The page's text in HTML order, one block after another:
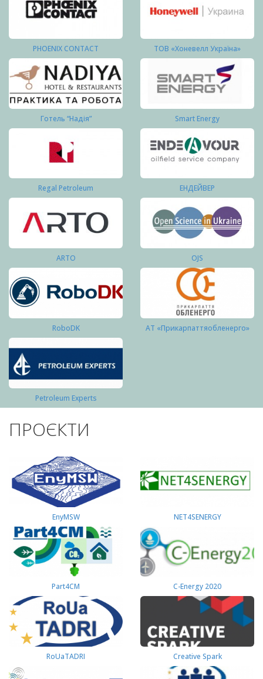
PHOENIX CONTACT ТОВ «Хоневелл Україна»
Готель “Надія” Smart Energy
Regal Petroleum ЕНДЕЙВЕР
ARTO OJS
RoboDK АТ «Прикарпаттяобленерго»
Petroleum Experts
ПРОЄКТИ
EnyMSW NET4SENERGY
Part4СМ C-Energy 2020
RoUaTADRI Creative Spark